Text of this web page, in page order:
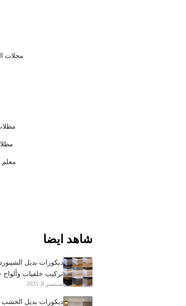
محلات
معلم
شاهد ايضا
ديكورات بديل
تركيب خلفيات وألواح
الأحياء 0558812523
سبتمبر 8, 2025
ديكورات بديل